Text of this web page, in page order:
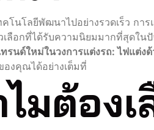
โนโลยีพัฒนาไปอย่างรวดเร็ว กา
เลือกที่ได้รับความนิยมมากที่สุดใน
ทรนด์ใหม่ในวงการแต่งรถ: ไฟแต่ง
องคุณได้อย่างเต็มที่
มต้อง